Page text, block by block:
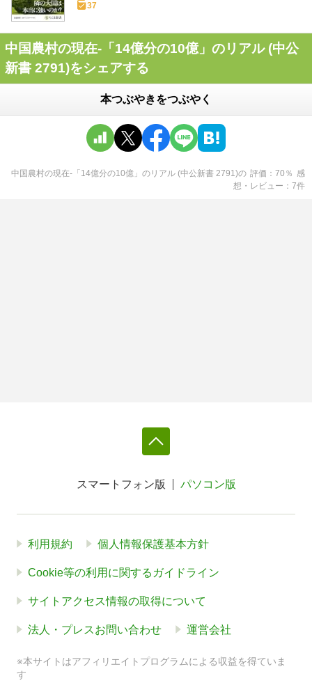
37
中国農村の現在-「14億分の10億」のリアル (中公
新書 2791)をシェアする
本つぶやきをつぶやく
中国農村の現在-「14億分の10億」のリアル (中公新書 2791)の 評価 70 ％ 感
想・レビュー
7件
スマートフォン版 パソコン版
利用規約 個人情報保護基本方針
Cookie等の利用に関するガイドライン
サイトアクセス情報の取得について
法人・プレスお問い合わせ 運営会社
※本サイトはアフィリエイトプログラムによる収益を得ていま
す